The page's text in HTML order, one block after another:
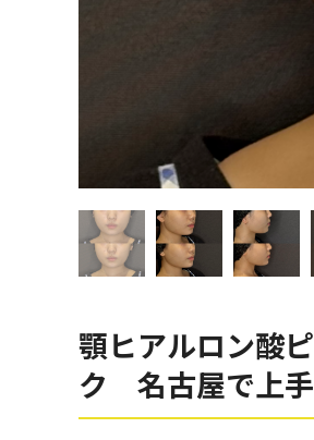
目の下のクマ
性別から探
男性
Age
年代から探
顎ヒアルロン酸
ク 名古屋で上